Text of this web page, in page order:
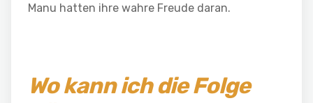
Manu hatten ihre wahre Freude daran.
Wo kann ich die Folge